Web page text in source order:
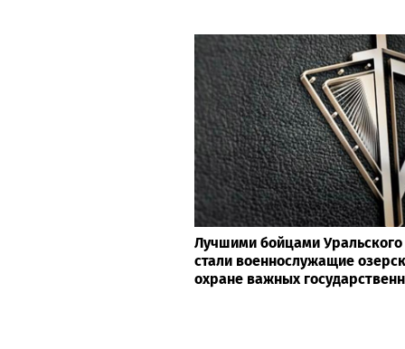
Лучшими бойцами Уральского
стали военнослужащие
охране важных